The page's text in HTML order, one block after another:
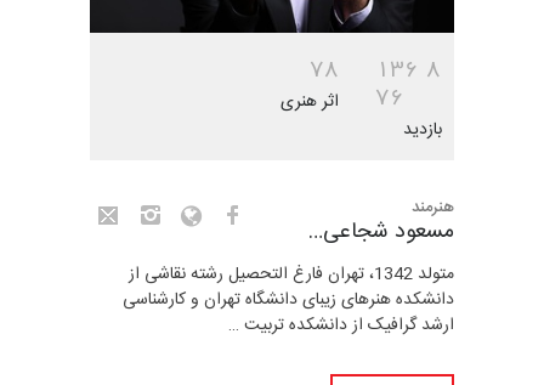
136 8
76
بازدید
78
اثر هنری
هنرمند
مسعود شجاعی…
متولد 1342، تهران فارغ التحصیل رشته نقاشی از
دانشکده هنرهای زیبای دانشگاه تهران و کارشناسی
ارشد گرافیک از دانشکده تربیت …